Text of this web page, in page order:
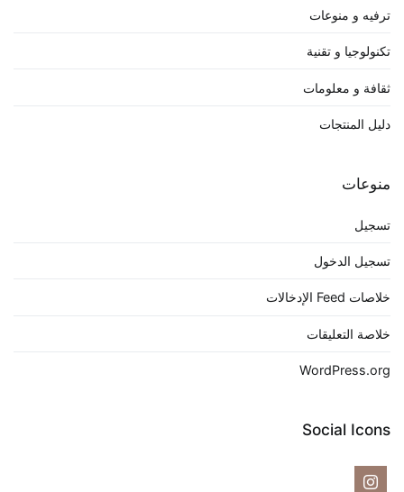
ترفيه و منوعات
تكنولوجيا و تقنية
ثقافة و معلومات
دليل المنتجات
منوعات
تسجيل
تسجيل الدخول
خلاصات Feed الإدخالات
خلاصة التعليقات
WordPress.org
Social Icons